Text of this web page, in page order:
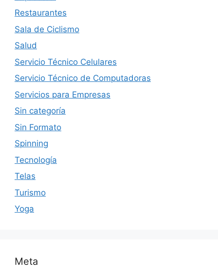
Restaurantes
Sala de Ciclismo
Salud
Servicio Técnico Celulares
Servicio Técnico de Computadoras
Servicios para Empresas
Sin categoría
Sin Formato
Spinning
Tecnología
Telas
Turismo
Yoga
Meta